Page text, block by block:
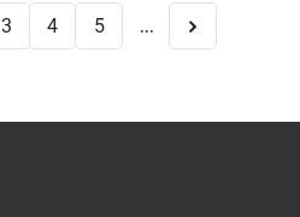
3 4 5 ...